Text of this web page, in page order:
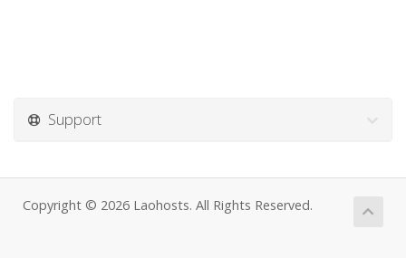
Support
Copyright © 2026 Laohosts. All Rights Reserved.